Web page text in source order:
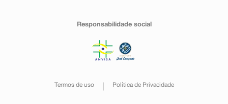
Responsabilidade social
Termos de uso Política de Privacidade